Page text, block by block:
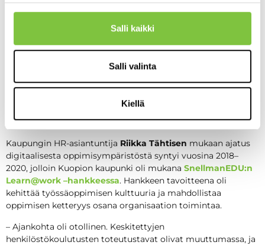
Salli kaikki
Salli valinta
Kiellä
Muutos sai alkunsa
kehittämishankkeesta
Kuopion kaupungilla on yli 3 700 työntekijää eri puolilla
laajaa toimialuetta. Valtavan henkilöstömäärän vuoksi
keskitetty osaamisen kehittäminen vaati organisaatiota
löytämään joustavia ja kustannustehokkaita ratkaisuja.
Priima-oppimisympäristö vastasi tähän tarpeeseen tarjoten
keskitetyn, saavutettavan ja strategisesti linjassa
järjestelmän oppimiselle.
Kaupungin HR-asiantuntija Riikka Tähtisen mukaan ajatus
digitaalisesta oppimisympäristöstä syntyi vuosina 2018–
2020, jolloin Kuopion kaupunki oli mukana SnellmanEDU:n
Learn@work –hankkeessa. Hankkeen tavoitteena oli
kehittää työssäoppimisen kulttuuria ja mahdollistaa
oppimisen ketteryys osana organisaation toimintaa.
– Ajankohta oli otollinen. Keskitettyjen
henkilöstökoulutusten toteutustavat olivat muuttumassa, ja